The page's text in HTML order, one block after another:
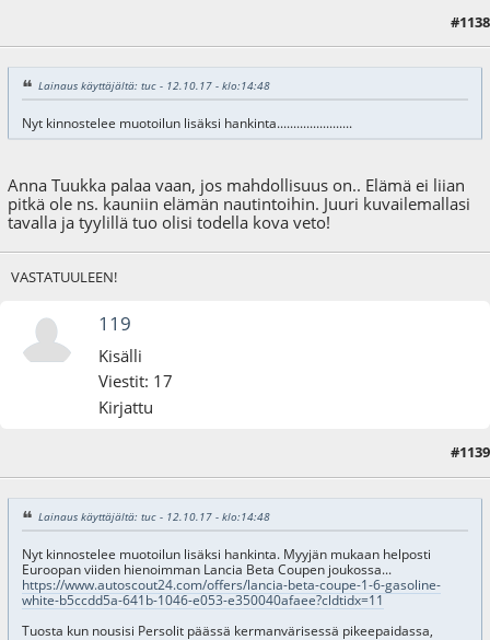
#1138
Lainaus käyttäjältä: tuc - 12.10.17 - klo:14:48
Nyt kinnostelee muotoilun lisäksi hankinta.......................
Anna Tuukka palaa vaan, jos mahdollisuus on.. Elämä ei liian
pitkä ole ns. kauniin elämän nautintoihin. Juuri kuvailemallasi
tavalla ja tyylillä tuo olisi todella kova veto!
VASTATUULEEN!
119
Kisälli
Viestit: 17
Kirjattu
#1139
Lainaus käyttäjältä: tuc - 12.10.17 - klo:14:48
Nyt kinnostelee muotoilun lisäksi hankinta. Myyjän mukaan helposti
Euroopan viiden hienoimman Lancia Beta Coupen joukossa...
https://www.autoscout24.com/offers/lancia-beta-coupe-1-6-gasoline-
white-b5ccdd5a-641b-1046-e053-e350040afaee?cldtidx=11
Tuosta kun nousisi Persolit päässä kermanvärisessä pikeepaidassa,